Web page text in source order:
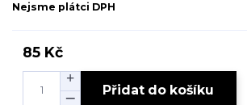
Nejsme plátci DPH
85 Kč
Přidat do košíku